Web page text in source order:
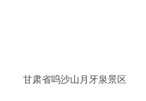
甘肃省呜沙山月牙泉景区